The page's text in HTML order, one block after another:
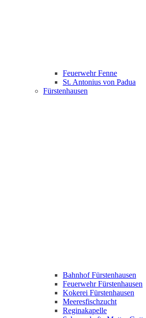
Feuerwehr Fenne
St. Antonius von Padua
Fürstenhausen
Bahnhof Fürstenhausen
Feuerwehr Fürstenhausen
Kokerei Fürstenhausen
Meeresfischzucht
Reginakapelle